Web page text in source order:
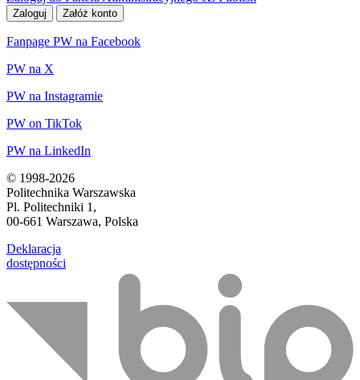
Fanpage PW na Facebook
PW na X
PW na Instagramie
PW on TikTok
PW na LinkedIn
© 1998-2026
Politechnika Warszawska
Pl. Politechniki 1,
00-661 Warszawa, Polska
Deklaracja
dostępności